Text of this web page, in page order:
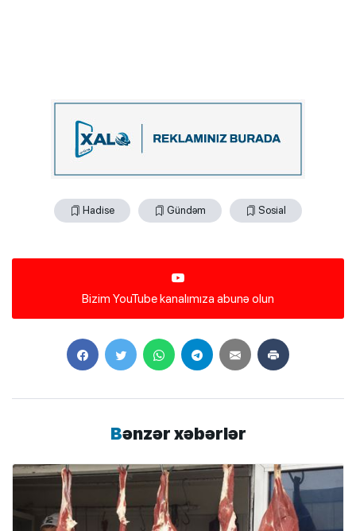
Hadise Gündəm Sosial
Bizim YouTube kanalımıza abunə olun
Bənzər xəbərlər